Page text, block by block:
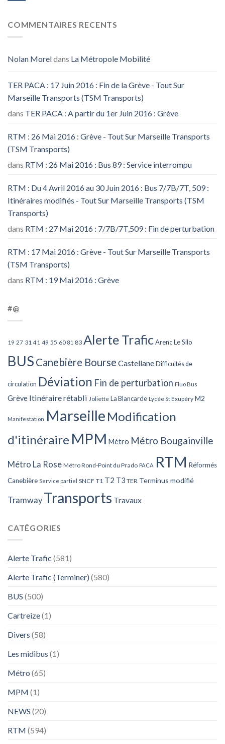
COMMENTAIRES RECENTS
Nolan Moreldans La Métropole Mobilité
TER PACA : 17 Juin 2016 : Fin de la Grève - Tout Sur
Marseille Transports (TSM Transports)
dans TER PACA : A partir du 1er Juin 2016 : Grève
RTM : 26 Mai 2016 : Grève - Tout Sur Marseille Transports
(TSM Transports)
dans RTM : 26 Mai 2016 : Bus 89 : Service interrompu
RTM : Du 4 Avril 2016 au 30 Juin 2016 : Bus 7/7B/7T, 509 :
Itinéraires modifiés - Tout Sur Marseille Transports (TSM
Transports)
dans RTM : 27 Mai 2016 : 7/7B/7T,509 : Fin de perturbation
RTM : 17 Mai 2016 : Grève - Tout Sur Marseille Transports
(TSM Transports)
dans RTM : 19 Mai 2016 : Grève
#@
19 27 31 41 49 55 60 81 83 Alerte TraficArenc Le Silo
BUS Canebière Bourse Castellane Difficultés de
circulation Déviation Fin de perturbation Fluo Bus
Grève Itinéraire rétabli Joliette La Blancarde Lycée St Exupéry M2
Manifestation Marseille Modification
d'itinéraire MPM Métro Métro Bougainville
Métro La Rose Métro Rond-Point du Prado PACA RTM Réformés
Canebière Service partiel SNCF T1 T2 T3 TER Terminus modifié
Tramway Transports Travaux
CATÉGORIES
Alerte Trafic (581)
Alerte Trafic (Terminer) (580)
BUS (500)
Cartreize(1)
Divers (58)
Les midibus (1)
Métro (65)
MPM (1)
NEWS (20)
RTM (594)